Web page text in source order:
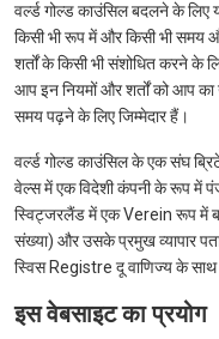
वर्ल्ड गोल्ड काउंसिल बदलने के लिए
किसी भी रूप में और किसी भी समय
शर्तों के किसी भी संशोधित करने के
आप इन नियमों और शर्तों को आप
समय पढ़ने के लिए जिम्मेदार हैं।
वर्ल्ड गोल्ड काउंसिल के एक संघ
वेल्स में एक विदेशी कंपनी के रूप में
स्विट्जरलैंड में एक Verein रूप में
संख्या) और उसके प्रमुख व्यापार
स्विस Registre दू वाणिज्य के
इस वेबसाइट का प्रयोग